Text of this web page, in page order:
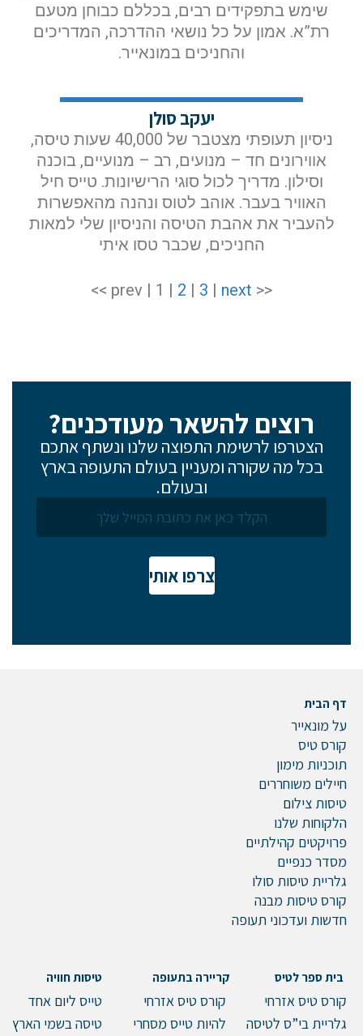
שימש בתפקידים רבים, בכללם כבוחן מטעם
רת”א. אמון על כל נושאי ההדרכה, המדריכים
והחניכים במונאייר.
יעקב סולן
ניסיון תעופתי מצטבר של 40,000 שעות טיסה,
אווירונים חד – מנועים, רב – מנועיים, בוכנה
וסילון. מדריך לכול סוגי הרישיונות. טייס חיל
האוויר בעבר. אוהב לטוס ונהנה מהאפשרות
להעביר את אהבת הטיסה והניסיון שלי למאות
החניכים, שכבר טסו איתי
<< prev | 1 |
2 | 3 | next
>>
רוצים להשאר מעודכנים?
הצטרפו לרשימת התפוצה שלנו ונשתף אתכם
בכל מה שקורה ומעניין בעולם התעופה בארץ
ובעולם.
צרפו אותי
דף הבית
על מונאייר
קורס טיס
תוכניות מימון
חיילים משוחררים
טיסות צילום
הלקוחות שלנו
פרויקטים קהילתיים
מסדר כנפיים
גלריית טיסות סולו
קורס טיסות מבנה
חדשות ועדכוני תעופה
בית ספר לטיס
קורס טיס אזרחי
גלריית בי”ס לטיסה
קריירה בתעופה
קורס טיס אזרחי
להיות טייס מסחרי
טיסות חוויה
טייס ליום אחד
טיסה בשמי הארץ